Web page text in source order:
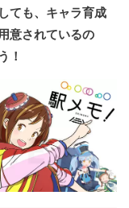
ても、キャラ育成
意されているの
！